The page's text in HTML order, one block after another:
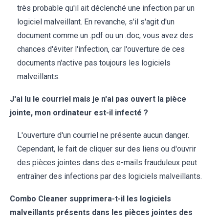
très probable qu'il ait déclenché une infection par un
logiciel malveillant. En revanche, s'il s'agit d'un
document comme un .pdf ou un .doc, vous avez des
chances d'éviter l'infection, car l'ouverture de ces
documents n'active pas toujours les logiciels
malveillants.
J'ai lu le courriel mais je n'ai pas ouvert la pièce
jointe, mon ordinateur est-il infecté ?
L'ouverture d'un courriel ne présente aucun danger.
Cependant, le fait de cliquer sur des liens ou d'ouvrir
des pièces jointes dans des e-mails frauduleux peut
entraîner des infections par des logiciels malveillants.
Combo Cleaner supprimera-t-il les logiciels
malveillants présents dans les pièces jointes des